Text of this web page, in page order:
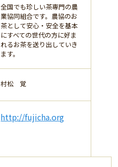
全国でも珍しい茶専門の農
業協同組合です。農協のお
茶として安心・安全を基本
にすべての世代の方に好ま
れるお茶を送り出していき
ます。
村松 覚
http://fujicha.org